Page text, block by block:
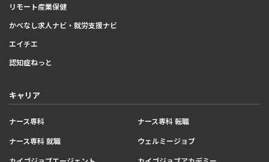
リモート産業保健
かべなし求人ナビ・就労支援ナビ
エイチエ
認知症ねっと
キャリア
ナース専科
ナース専科 転職
ナース専科 就職
ウェルミージョブ